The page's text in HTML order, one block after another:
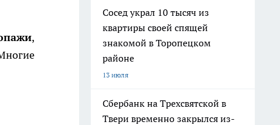
,
Сосед украл 10 тысяч из
квартиры своей спящей
знакомой в Торопецком
районе
13 июля
Сбербанк на Трехсвятской в
Твери временно закрылся из-